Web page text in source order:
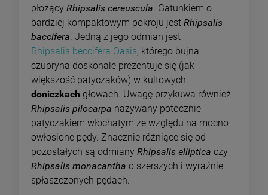
płożący Rhipsalis cereuscula. Gatunkiem o
bardziej kompaktowym pokroju jest Rhipsalis
baccifera. Jedną z jego odmian jest
Rhipsalis beccifera Oasis, którego bujna
czupryna doskonale prezentuje się (jak
większość patyczaków) w kultowych
doniczkach głowach. Uwagę przykuwa również
Rhipsalis pilocarpa nazywany potocznie
patyczakiem włochatym ze względu na mocno
owłosione pędy. Znacznie różniące się od
pozostałych są odmiany Rhipsalis elliptica czy
Rhipsalis monacantha o szerszych i wyraźnie
spłaszczonych pędach.